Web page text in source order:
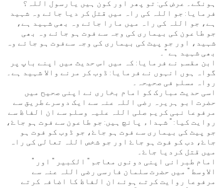
ہونگے۔ عرض کی: تو پھر اور کون ہیں یارسول اللہ؟
فرمایا: جو اللہ کی راہ میں قتل کر دیا جائے وہ شہید
ہے، جو اللہ کی راہ میں مارا جائے وہ بھی شہید ہے،
جو طاعون کی بیماری کی وجہ سے فوت ہو جائے وہ بھی
شہید، اور جو پیٹ کی بیماری کی وجہ سےفوت ہو جائے وہ
بھی شہید ہے "۔
ابن مقسم نے فرمایا: کہ میں اس حدیث میں اپنے باپ پر
گواہ ہوں انہوں نے فرمایا: ڈوب کر مرنے والا شہید ہے۔
رواہ مسلم فی صحیحہ۔
اسی حدیث مبارک کو امام بخاری نے اپنی صحیح میں
حضرت ابو ہریرہ رضی اللہ عنہ سے ایک دوسرے طریق سے
مرفوعا نبی کریم صلی اللہ علیہ وسلم سے ان الفاظ سے
روایت کیا: " شہداء پانچ ہیں: جو طاعون سے فوت ہو جاۓ،
جو پیٹ کی بیماری سے فوت ہو جاۓ، جو ڈوب کو فوت ہو
جاۓ، دب کو فوت ہو جاۓ اور جو شخص اللہ تعالی کی راہ
میں قتل کردیا جاۓ۔
امام طبرانی اپنی دونوں معاجم " الکبیر " اور "
الاوسط " میں حضرت سلمان فارسی رضی اللہ عنہ سے
مرفوعا روایت کرتے ہوئے ان الفاظ کا اضافہ کرتے